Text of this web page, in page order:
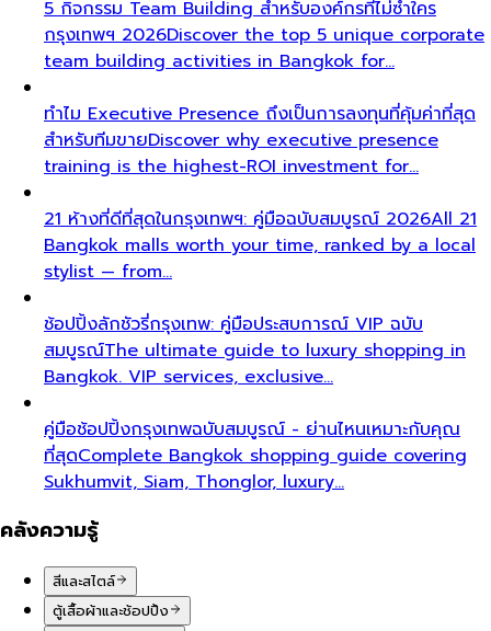
5 กิจกรรม Team Building สำหรับองค์กรที่ไม่ซ้ำใคร
กรุงเทพฯ 2026Discover the top 5 unique corporate
team building activities in Bangkok for…
ทำไม Executive Presence ถึงเป็นการลงทุนที่คุ้มค่าที่สุด
สำหรับทีมขายDiscover why executive presence
training is the highest-ROI investment for…
21 ห้างที่ดีที่สุดในกรุงเทพฯ: คู่มือฉบับสมบูรณ์ 2026All 21
Bangkok malls worth your time, ranked by a local
stylist — from…
ช้อปปิ้งลักชัวรี่กรุงเทพ: คู่มือประสบการณ์ VIP ฉบับ
สมบูรณ์The ultimate guide to luxury shopping in
Bangkok. VIP services, exclusive…
คู่มือช้อปปิ้งกรุงเทพฉบับสมบูรณ์ - ย่านไหนเหมาะกับคุณ
ที่สุดComplete Bangkok shopping guide covering
Sukhumvit, Siam, Thonglor, luxury…
คลังความรู้
สีและสไตล์
ตู้เสื้อผ้าและช้อปปิ้ง